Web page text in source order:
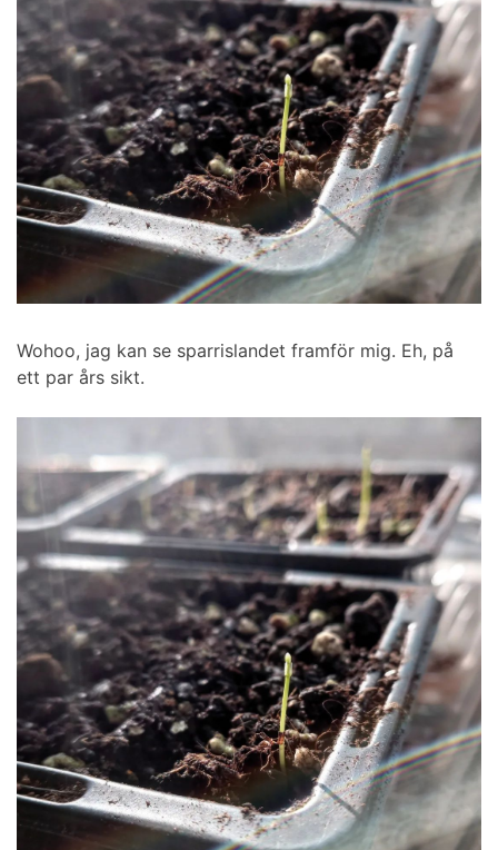
Wohoo, jag kan se sparrislandet framför mig. Eh, på
ett par års sikt.